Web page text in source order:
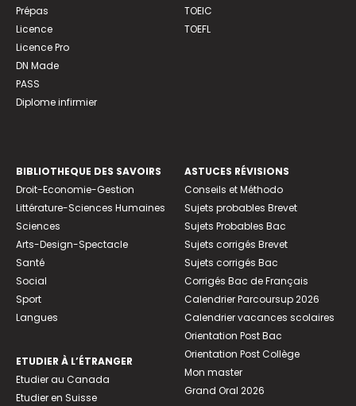
Prépas
Licence
Licence Pro
DN Made
PASS
Diplome infirmier
TOEIC
TOEFL
BIBLIOTHEQUE DES SAVOIRS
Droit-Economie-Gestion
Littérature-Sciences Humaines
Sciences
Arts-Design-Spectacle
Santé
Social
Sport
Langues
ETUDIER À L’ÉTRANGER
Etudier au Canada
Etudier en Suisse
ASTUCES RÉVISIONS
Conseils et Méthodo
Sujets probables Brevet
Sujets Probables Bac
Sujets corrigés Brevet
Sujets corrigés Bac
Corrigés Bac de Français
Calendrier Parcoursup 2026
Calendrier vacances scolaires
Orientation Post Bac
Orientation Post Collège
Mon master
Grand Oral 2026